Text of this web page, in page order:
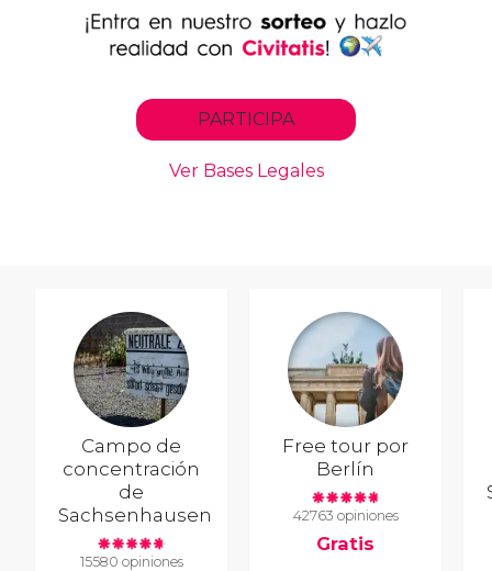
Campo de
concentración
de
Sachsenhausen
15580 opiniones
Free tour por
Berlín
42763 opiniones
Gratis